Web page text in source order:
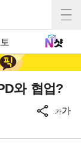
와 협업?
가가